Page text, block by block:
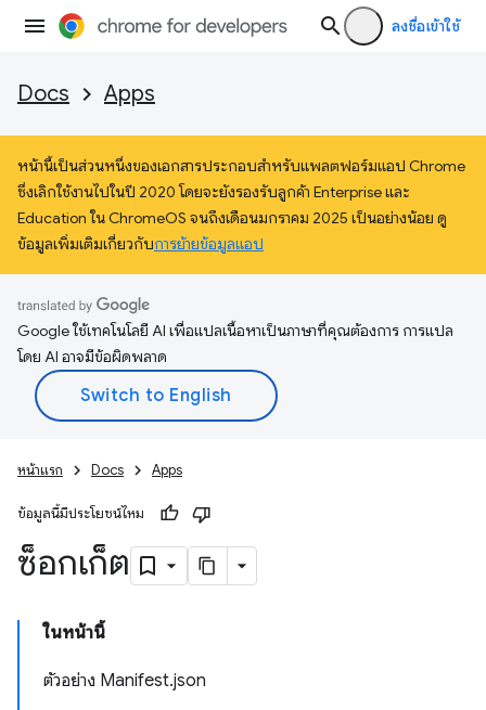
ลงชื่อเข้าใช้
Docs Apps
หน้านี้เป็นส่วนหนึ่งของเอกสารประกอบสำหรับแพลตฟอร์มแอป Chrome
ซึ่งเลิกใช้งานไปในปี 2020 โดยจะยังรองรับลูกค้า Enterprise และ
Education ใน ChromeOS จนถึงเดือนมกราคม 2025 เป็นอย่างน้อย ดู
ข้อมูลเพิ่มเติมเกี่ยวกับการย้ายข้อมูลแอป
Google ใช้เทคโนโลยี AI เพื่อแปลเนื้อหาเป็นภาษาที่คุณต้องการ การแปล
โดย AI อาจมีข้อผิดพลาด
หน้าแรก Docs Apps
ข้อมูลนี้มีประโยชน์ไหม
ซ็อกเก็ต
ในหน้านี้
ตัวอย่าง Manifest.json